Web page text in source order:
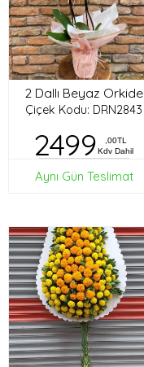
2 Dallı Beyaz Orkide
Çiçek Kodu: DRN2843
2499
,00TL
Kdv Dahil
Aynı Gün Teslimat